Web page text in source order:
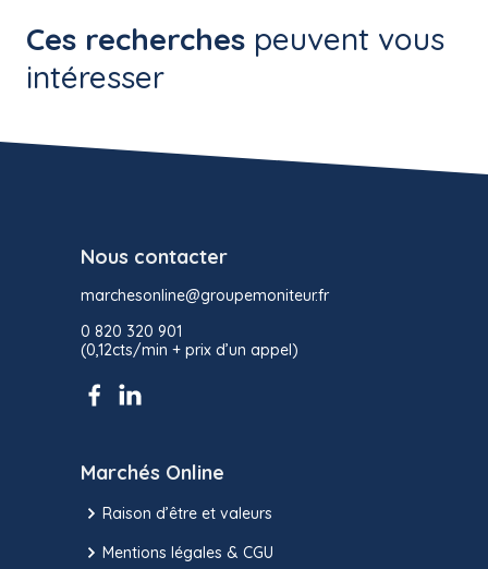
Ces recherches peuvent vous
intéresser
Nous contacter
marchesonline@groupemoniteur.fr
0 820 320 901
(0,12cts/min + prix d’un appel)
Marchés Online
Raison d’être et valeurs
Mentions légales & CGU